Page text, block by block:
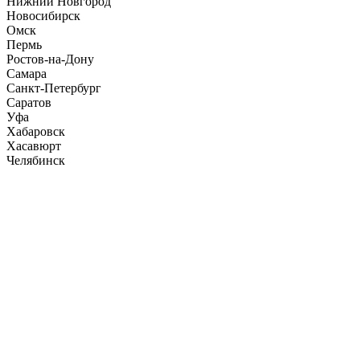
Новосибирск
Омск
Пермь
Ростов-на-Дону
Самара
Санкт-Петербург
Саратов
Уфа
Хабаровск
Хасавюрт
Челябинск